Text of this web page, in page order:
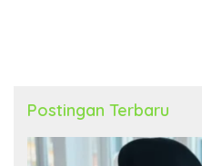
Postingan Terbaru